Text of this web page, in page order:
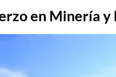
en Minería